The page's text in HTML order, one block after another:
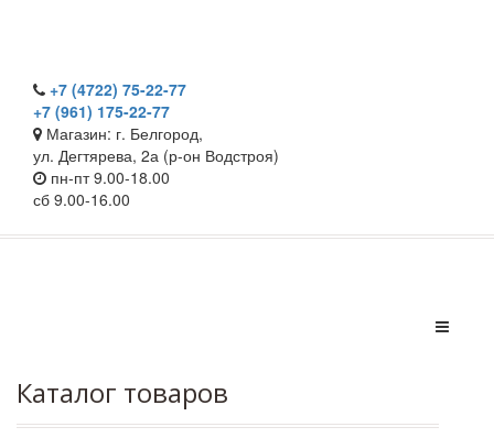
+7 (4722) 75-22-77
+7 (961) 175-22-77
Магазин: г. Белгород,
ул. Дегтярева, 2а (р-он Водстроя)
пн-пт 9.00-18.00
сб 9.00-16.00
Каталог товаров